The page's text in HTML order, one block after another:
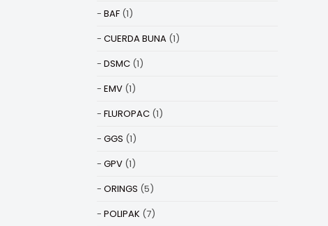
BAF (1)
CUERDA BUNA (1)
DSMC (1)
EMV (1)
FLUROPAC (1)
GGS (1)
GPV (1)
ORINGS (5)
POLIPAK (7)